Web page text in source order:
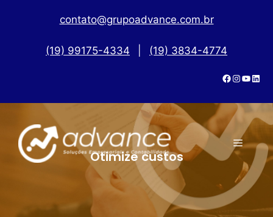
contato@grupoadvance.com.br
(19) 99175-4334 (19) 3834-4774
Otimize custos